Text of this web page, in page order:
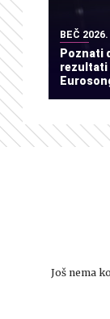
BEČ 2026.
Poznati
rezultati
Još nema